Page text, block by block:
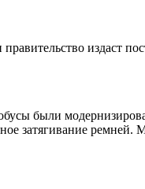
издаст
были
затягивание ремней.